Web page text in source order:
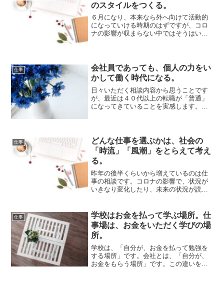
のスタイルをつくる。
６月になり、本来なら外へ向けて活動的
になっていける時期のはずですが、コロ
ナの影響が収まらない中ではそうはいか
仕事
会社員であっても、個人の力をい
かして働く時代になる。
日々いただく相談内容から思うことです
が、最近は４０代以上の転職が「普通」
になってきていることを実感します。終
仕事
どんな仕事を選ぶかは、社会の
「時流」「風潮」をとらえて考え
る。
昨年の後半くらいから増えているのは仕
事の相談です。コロナの影響で、状況が
いきなり変化したり、未来の状況が読め
仕事
学校はお金を払って学ぶ場所。仕
事場は、お金をいただく学びの場
所。
学校は、「自分が、お金を払って勉強を
する場所」です。会社とは、「自分が、
お金をもらう場所」です。この違いをし